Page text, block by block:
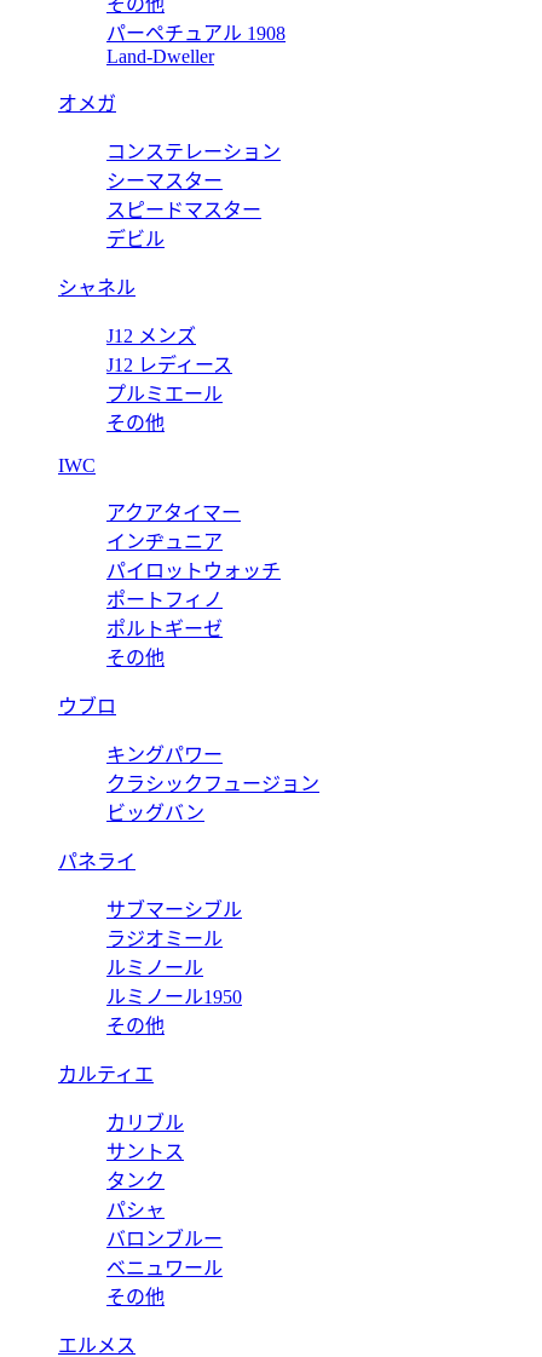
ウン インテリア 768244 FACQC 9773
レット ブラウン インテリア 856562 FACQC 9773
パーペチュアル 1908
Land-Dweller
オメガ
コンステレーション
シーマスター
スピードマスター
デビル
シャネル
J12 メンズ
J12 レディース
プルミエール
その他
IWC
アクアタイマー
インヂュニア
パイロットウォッチ
ポートフィノ
ポルトギーゼ
その他
ウブロ
キングパワー
クラシックフュージョン
ビッグバン
パネライ
サブマーシブル
ラジオミール
ルミノール
ルミノール1950
その他
カルティエ
カリブル
サントス
タンク
パシャ
バロンブルー
ベニュワール
その他
エルメス